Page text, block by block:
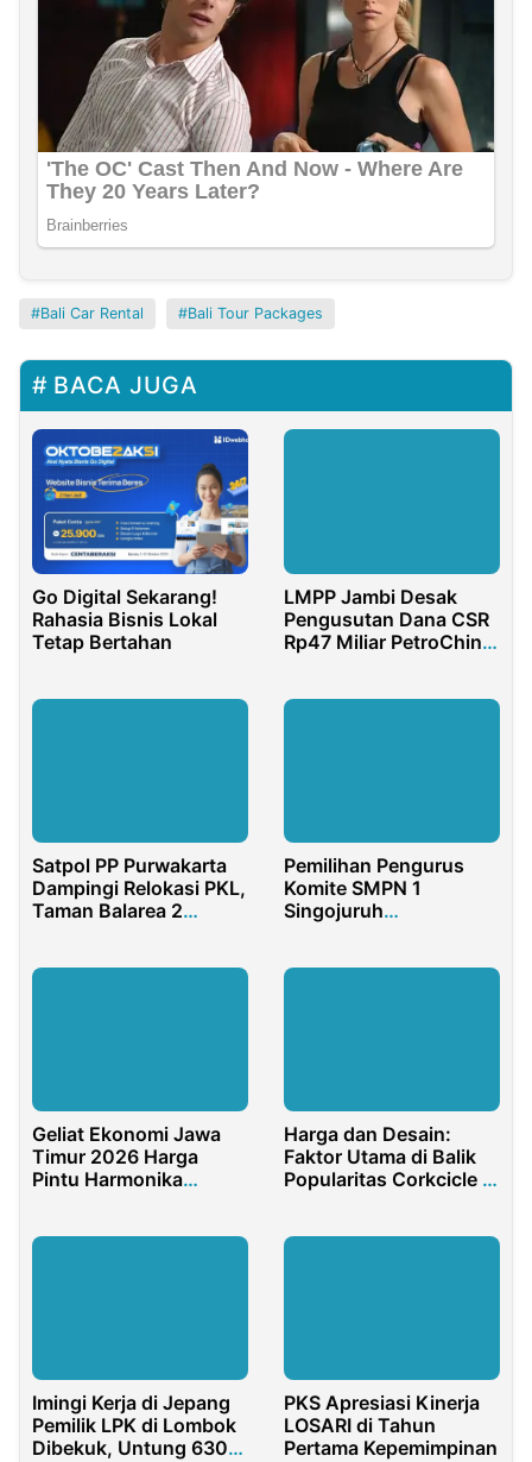
Bali Car Rental Bali Tour Packages
BACA JUGA
Go Digital Sekarang!
Rahasia Bisnis Lokal
Tetap Bertahan
LMPP Jambi Desak
Pengusutan Dana CSR
Rp47 Miliar PetroChina
Satpol PP Purwakarta
Dampingi Relokasi PKL,
Taman Balarea 2
Pemilihan Pengurus
Komite SMPN 1
Singojuruh
Dipaksakan
Geliat Ekonomi Jawa
Timur 2026 Harga
Pintu Harmonika
Harga dan Desain:
Faktor Utama di Balik
Popularitas Corkcicle di
Imingi Kerja di Jepang
Pemilik LPK di Lombok
Dibekuk, Untung 630
PKS Apresiasi Kinerja
LOSARI di Tahun
Pertama Kepemimpinan